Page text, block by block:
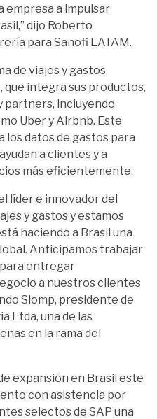
empresa a impulsar
dijo Roberto
para Sanofi LATAM.
de viajes y gastos
integra sus productos,
partners, incluyendo
Uber y Airbnb. Este
datos de gastos para
a clientes y a
más eficientemente.
líder e innovador del
y gastos y estamos
haciendo a Brasil una
Anticipamos trabajar
entregar
a nuestros clientes
Slomp, presidente de
Ltda, una de las
en la rama del
expansión en Brasil este
con asistencia por
selectos de SAP una